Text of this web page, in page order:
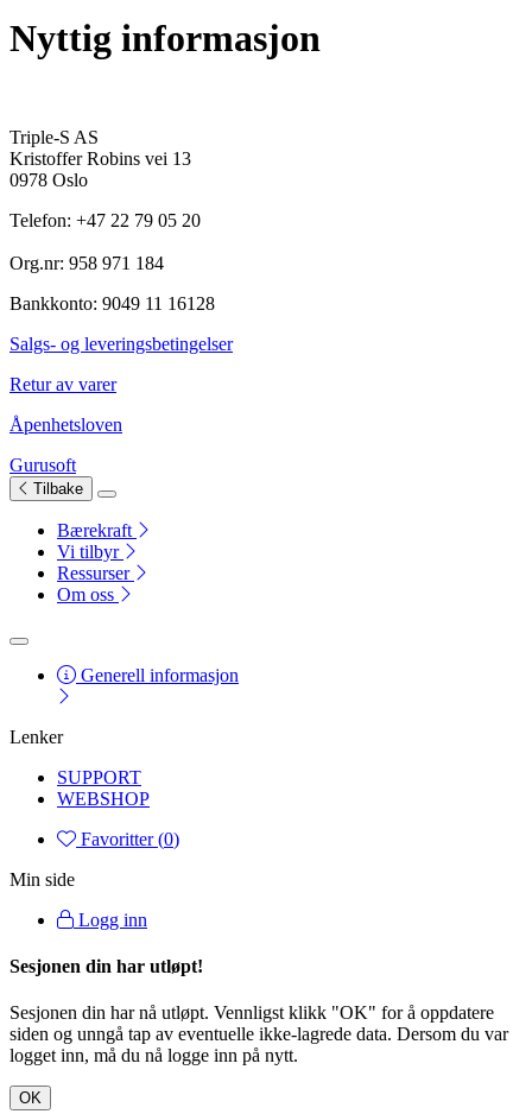
Nyttig informasjon
Triple-S AS
Kristoffer Robins vei 13
0978 Oslo
Telefon: +47 22 79 05 20
Org.nr: 958 971 184
Bankkonto: 9049 11 16128
Salgs- og leveringsbetingelser
Retur av varer
Åpenhetsloven
Gurusoft
Tilbake
Bærekraft
Vi tilbyr
Ressurser
Om oss
Generell informasjon
Lenker
SUPPORT
WEBSHOP
Favoritter (0)
Min side
Logg inn
Sesjonen din har utløpt!
Sesjonen din har nå utløpt. Vennligst klikk "OK" for å oppdatere
siden og unngå tap av eventuelle ikke-lagrede data. Dersom du var
logget inn, må du nå logge inn på nytt.
OK